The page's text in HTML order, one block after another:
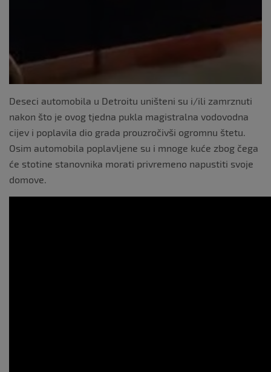
Deseci automobila u Detroitu uništeni su i/ili zamrznuti
nakon što je ovog tjedna pukla magistralna vodovodna
cijev i poplavila dio grada prouzročivši ogromnu štetu.
Osim automobila poplavljene su i mnoge kuće zbog čega
će stotine stanovnika morati privremeno napustiti svoje
domove.